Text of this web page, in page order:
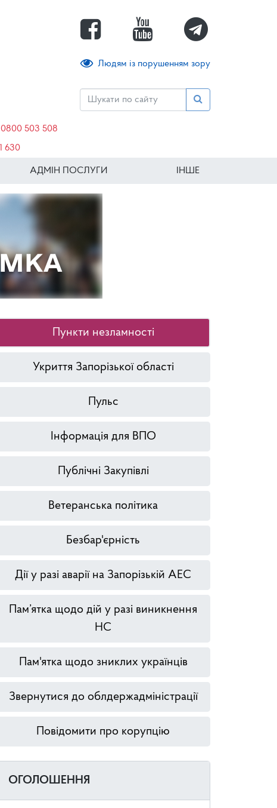
Людям із порушенням зору
0800 503 508
630
АДМІН ПОСЛУГИ ІНШЕ
Пункти незламності
Укриття Запорізької області
Пульс
Інформація для ВПО
Публічні Закупівлі
Ветеранська політика
Безбар'єрність
Дії у разі аварії на Запорізькій АЕС
Пам’ятка щодо дій у разі виникнення
НС
Пам'ятка щодо зниклих українців
Звернутися до облдержадміністрації
Повідомити про корупцію
ОГОЛОШЕННЯ